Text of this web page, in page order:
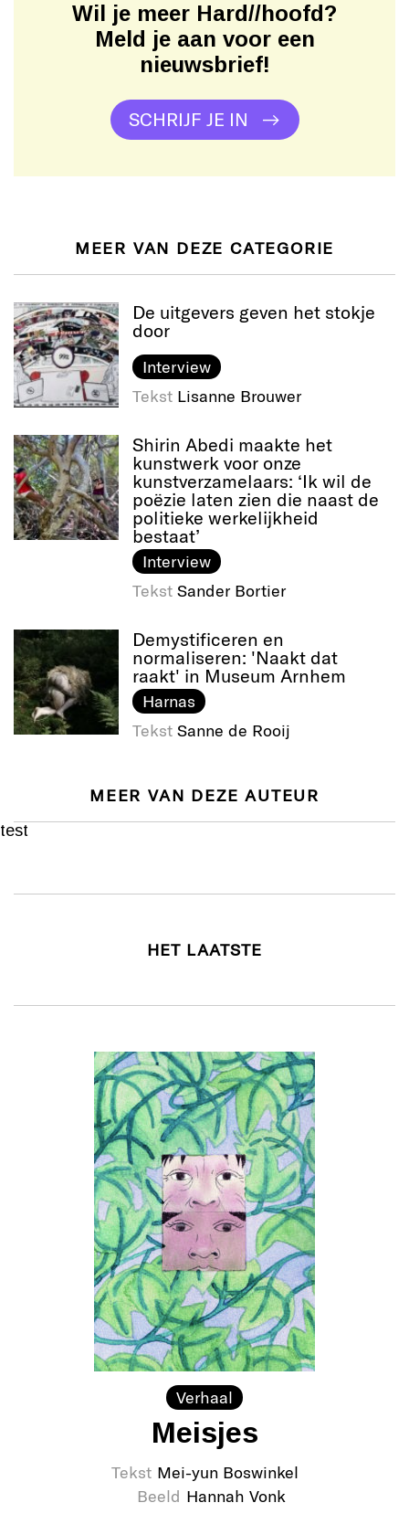
Wil je meer Hard//hoofd?
Meld je aan voor een
nieuwsbrief!
SCHRIJF JE IN
MEER VAN DEZE CATEGORIE
De uitgevers geven het stokje
door
Interview
Tekst Lisanne Brouwer
Shirin Abedi maakte het
kunstwerk voor onze
kunstverzamelaars: ‘Ik wil de
poëzie laten zien die naast de
politieke werkelijkheid
bestaat’
Interview
Tekst Sander Bortier
Demystificeren en
normaliseren: 'Naakt dat
raakt' in Museum Arnhem
Harnas
Tekst Sanne de Rooij
MEER VAN DEZE AUTEUR
test
HET LAATSTE
Verhaal
Meisjes
Tekst Mei-yun Boswinkel
Beeld Hannah Vonk